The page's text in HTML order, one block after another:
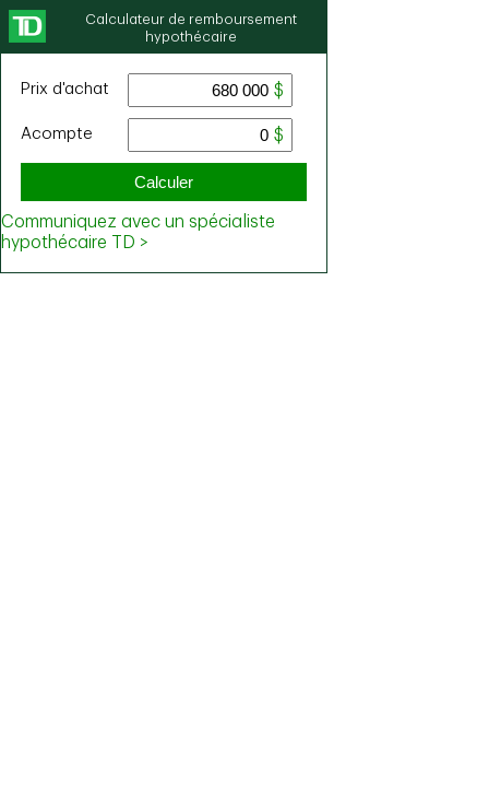
Calculateur de remboursement
hypothécaire
Prix ​​d'achat
Acompte
Calculer
Communiquez avec un spécialiste
hypothécaire TD >